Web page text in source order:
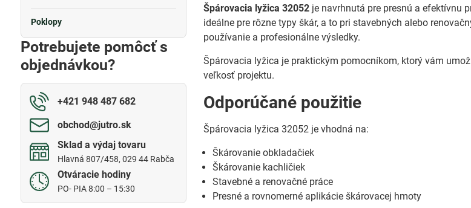
Špárovacia lyžica 32052 je navrhnutá pre presnú a efektívnu
ideálne pre rôzne typy škár, a to pri stavebných alebo
používanie a profesionálne výsledky.
Špárovacia lyžica je praktickým pomocníkom, ktorý vám
veľkosť projektu.
Odporúčané použitie
Špárovacia lyžica 32052 je vhodná na:
Škárovanie obkladačiek
Škárovanie kachličiek
Stavebné a renovačné práce
Presné a rovnomerné aplikácie škárovacej hmoty
Poklopy
Potrebujete pomôcť s
objednávkou?
+421 948 487 682
obchod​@jutro​.sk
Sklad a výdaj tovaru
Hlavná 807/458, 029 44 Rabča
Otváracie hodiny
PO- PIA 8:00 – 15:30